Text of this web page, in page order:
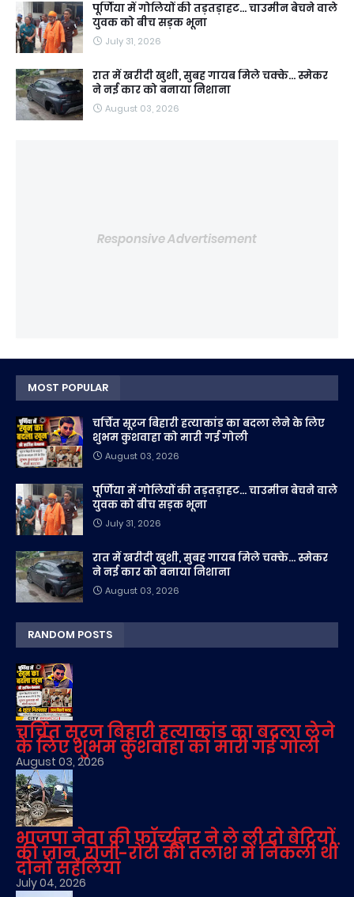
पूर्णिया में गोलियों की तड़तड़ाहट... चाउमीन बेचने वाले
युवक को बीच सड़क भूना
July 31, 2026
रात में खरीदी खुशी, सुबह गायब मिले चक्के... स्मेकर
ने नई कार को बनाया निशाना
August 03, 2026
Responsive Advertisement
MOST POPULAR
चर्चित सूरज बिहारी हत्याकांड का बदला लेने के लिए
शुभम कुशवाहा को मारी गई गोली
August 03, 2026
पूर्णिया में गोलियों की तड़तड़ाहट... चाउमीन बेचने वाले
युवक को बीच सड़क भूना
July 31, 2026
रात में खरीदी खुशी, सुबह गायब मिले चक्के... स्मेकर
ने नई कार को बनाया निशाना
August 03, 2026
RANDOM POSTS
चर्चित सूरज बिहारी हत्याकांड का बदला लेने
के लिए शुभम कुशवाहा को मारी गई गोली
August 03, 2026
भाजपा नेता की फॉर्च्यूनर ने ले ली दो बेटियों
की जान, रोजी-रोटी की तलाश में निकली थीं
दोनों सहेलियां
July 04, 2026